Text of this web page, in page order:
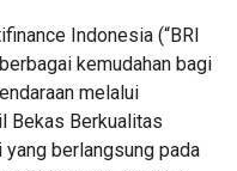
Indonesia (“BRI
kemudahan bagi
melalui
Bekas Berkualitas
berlangsung pada